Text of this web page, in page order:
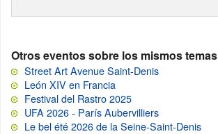
Otros eventos sobre los mismos temas
Street Art Avenue Saint-Denis
León XIV en Francia
Festival del Rastro 2025
UFA 2026 - París Aubervilliers
Le bel été 2026 de la Seine-Saint-Denis